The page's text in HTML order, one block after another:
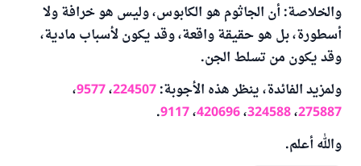
والخلاصة: أن الجاثوم هو الكابوس، وليس هو خرافة ولا
أسطورة، بل هو حقيقة واقعة، وقد يكون لأسباب مادية،
وقد يكون من تسلط الجن.
ولمزيد الفائدة، ينظر هذه الأجوبة:224507،9577،
275887،324588،420696،9117
.
والله أعلم.